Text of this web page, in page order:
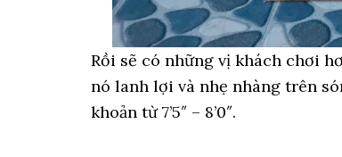
Rồi sẽ có những vị khách chơi
nó lanh lợi và nhẹ nhàng trên
khoản từ 7’5″ – 8’0″.